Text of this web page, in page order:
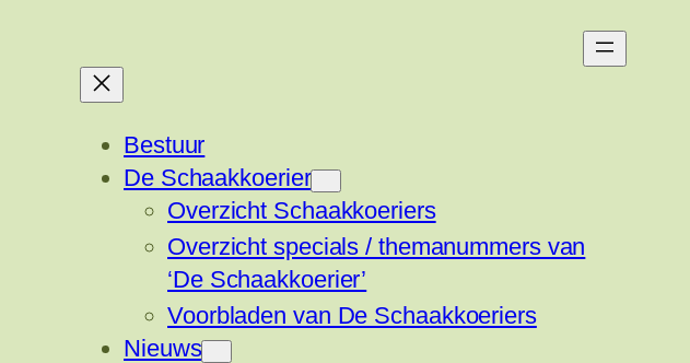
Bestuur
De Schaakkoerier
Overzicht Schaakkoeriers
Overzicht specials / themanummers van
‘De Schaakkoerier’
Voorbladen van De Schaakkoeriers
Nieuws